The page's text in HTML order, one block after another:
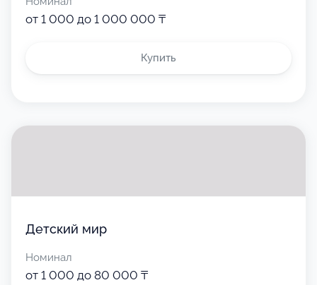
от 1 000 до 1 000 000 ₸
Купить
Детский мир
Номинал
от 1 000 до 80 000 ₸